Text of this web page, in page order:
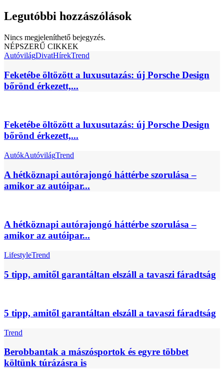
Legutóbbi hozzászólások
Nincs megjeleníthető bejegyzés.
NÉPSZERŰ CIKKEK
AutóvilágDivatHírekTrend
Feketébe öltözött a luxusutazás: új Porsche Design
bőrönd érkezett,...
Feketébe öltözött a luxusutazás: új Porsche Design
bőrönd érkezett,...
AutókAutóvilágTrend
A hétköznapi autórajongó háttérbe szorulása –
amikor az autóipar...
A hétköznapi autórajongó háttérbe szorulása –
amikor az autóipar...
LifestyleTrend
5 tipp, amitől garantáltan elszáll a tavaszi fáradtság
5 tipp, amitől garantáltan elszáll a tavaszi fáradtság
Trend
Berobbantak a mászósportok és egyre többet
költünk túrázásra is